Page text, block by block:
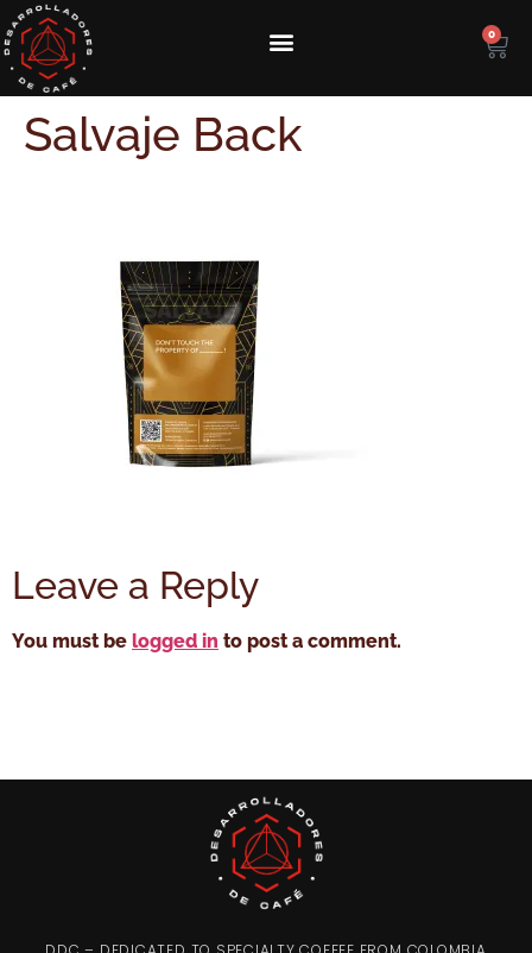
0
Salvaje Back
Leave a Reply
You must be logged in to post a comment.